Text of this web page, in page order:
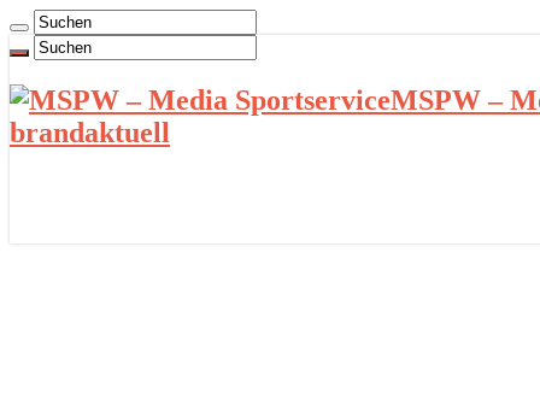
MSPW –
brandaktuell